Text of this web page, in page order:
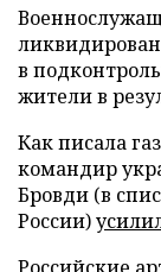
в
жители в
Как писала
командир
Бровди (в
России)